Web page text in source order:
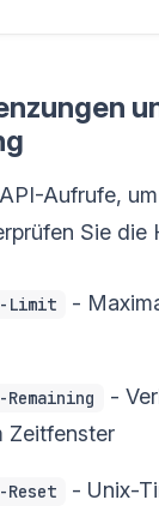
Aufrufe,
Sie die
Limit
-
-
Zeitfenster
- Unix-